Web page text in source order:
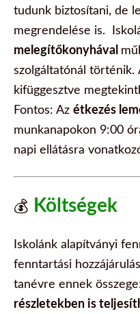
tudunk biztosítani, de
megrendelése is.
melegítőkonyhával
szolgáltatónál történik.
kifüggesztve
Fontos: Az étkezés
munkanapokon 9:00
napi ellátásra
💰 Költségek
Iskolánk alapítványi
fenntartási
tanévre ennek
részletekben is